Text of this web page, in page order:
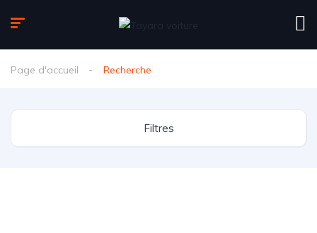
Page d'accueil Recherche
Filtres